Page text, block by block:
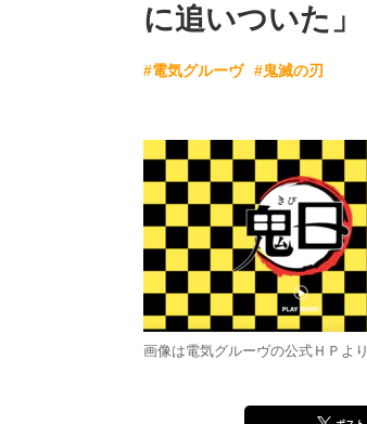
に追いついた」
#電気グルーヴ #鬼滅の刃
画像は電気グルーヴの公式ＨＰより